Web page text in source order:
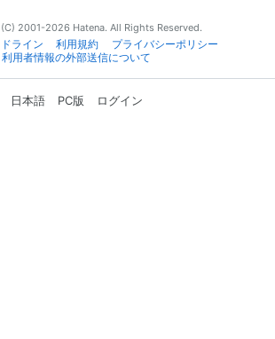
2001-2026 Hatena. All Rights Reserved.
ライン 利用規約
プライバシーポリシー
利用者情報の外部送信について
日本語 PC版 ログイン